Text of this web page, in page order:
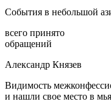
События в небольшой
всего принято
обращений
Александр Князев
Видимость
и нашли свое место в